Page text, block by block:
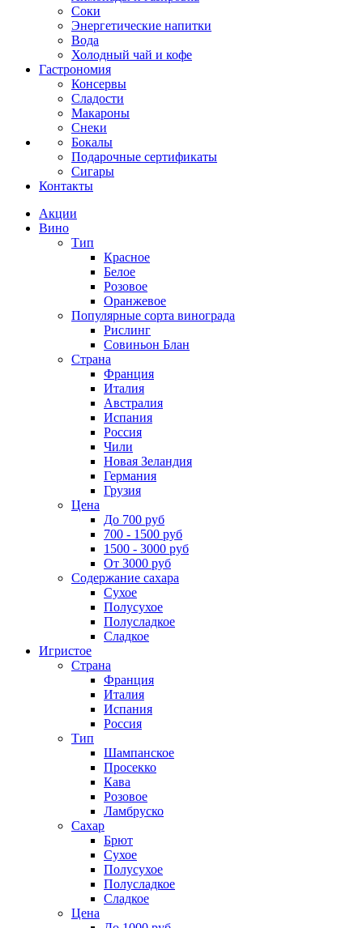
Соки
Энергетические напитки
Вода
Холодный чай и кофе
Гастрономия
Консервы
Сладости
Макароны
Снеки
Бокалы
Подарочные сертификаты
Сигары
Контакты
Акции
Вино
Тип
Красное
Белое
Розовое
Оранжевое
Популярные сорта винограда
Рислинг
Совиньон Блан
Страна
Франция
Италия
Австралия
Испания
Россия
Чили
Новая Зеландия
Германия
Грузия
Цена
До 700 руб
700 - 1500 руб
1500 - 3000 руб
От 3000 руб
Содержание сахара
Сухое
Полусухое
Полусладкое
Сладкое
Игристое
Страна
Франция
Италия
Испания
Россия
Тип
Шампанское
Просекко
Кава
Розовое
Ламбруско
Сахар
Брют
Сухое
Полусухое
Полусладкое
Сладкое
Цена